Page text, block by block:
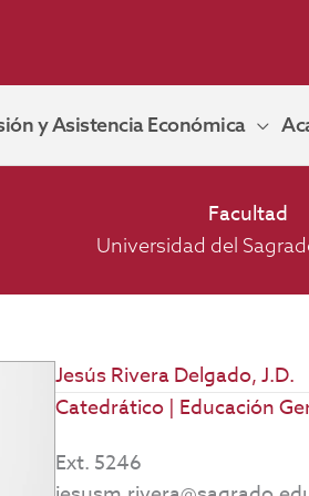
y Asistencia Económica
Facultad
Universidad del
Jesús Rivera Delgado, J.D.
Catedrático | Educación
Ext. 5246